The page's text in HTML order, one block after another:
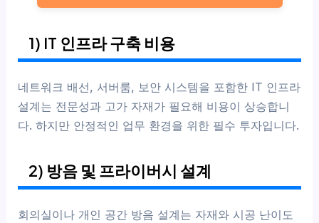
1) IT 인프라 구축 비용
네트워크 배선, 서버룸, 보안 시스템을 포함한 IT 인프라
설계는 전문성과 고가 자재가 필요해 비용이 상승합니
다. 하지만 안정적인 업무 환경을 위한 필수 투자입니다.
2) 방음 및 프라이버시 설계
회의실이나 개인 공간 방음 설계는 자재와 시공 난이도